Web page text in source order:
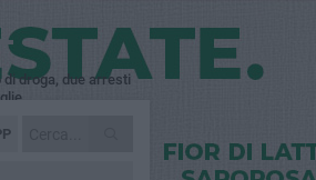
droga, due arresti
di Bisceglie